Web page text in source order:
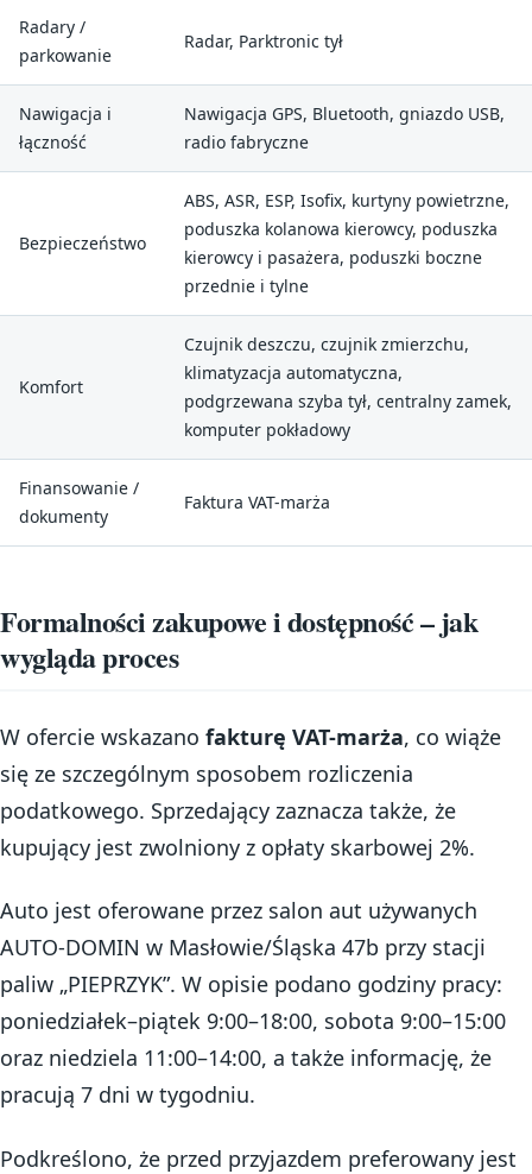
Radary /
parkowanie
Radar, Parktronic tył
Nawigacja i
łączność
Nawigacja GPS, Bluetooth, gniazdo USB,
radio fabryczne
Bezpieczeństwo
ABS, ASR, ESP, Isofix, kurtyny powietrzne,
poduszka kolanowa kierowcy, poduszka
kierowcy i pasażera, poduszki boczne
przednie i tylne
Komfort
Czujnik deszczu, czujnik zmierzchu,
klimatyzacja automatyczna,
podgrzewana szyba tył, centralny zamek,
komputer pokładowy
Finansowanie /
dokumenty
Faktura VAT-marża
Formalności zakupowe i dostępność – jak
wygląda proces
W ofercie wskazano fakturę VAT-marża, co wiąże
się ze szczególnym sposobem rozliczenia
podatkowego. Sprzedający zaznacza także, że
kupujący jest zwolniony z opłaty skarbowej 2%.
Auto jest oferowane przez salon aut używanych
AUTO-DOMIN w Masłowie/Śląska 47b przy stacji
paliw „PIEPRZYK”. W opisie podano godziny pracy:
poniedziałek–piątek 9:00–18:00, sobota 9:00–15:00
oraz niedziela 11:00–14:00, a także informację, że
pracują 7 dni w tygodniu.
Podkreślono, że przed przyjazdem preferowany jest